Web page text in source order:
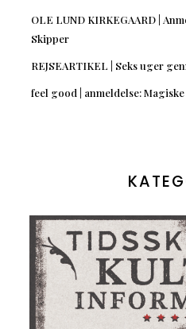
OLE LUND KIRKEGAARD |
Skipper
REJSEARTIKEL | Seks uger
feel good | anmeldelse: